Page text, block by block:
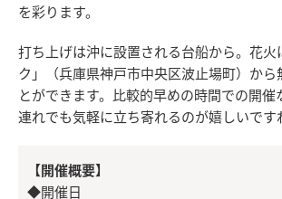
を彩ります。
打ち上げは沖に設置される台船から。花火
ク」（兵庫県神戸市中央区波止場町）から
とができます。比較的早めの時間での開催
連れでも気軽に立ち寄れるのが嬉しいです
【開催概要】
◆開催日